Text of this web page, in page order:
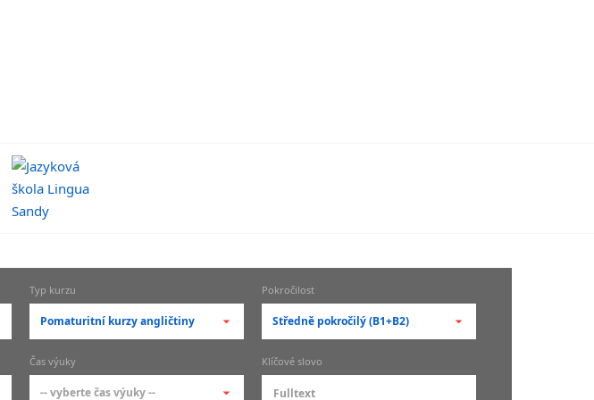
Typ kurzu
Pomaturitní kurzy angličtiny
-- vyberte typ --
základní členění kurzů
Pokročilost
Středně pokročilý (B1+B2)
-- vyberte pokročilost --
Čas výuky
-- vyberte čas výuky --
Klíčové slovo